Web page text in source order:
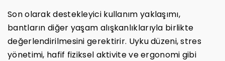
Son olarak destekleyici kullanım yaklaşımı,
bantların diğer yaşam alışkanlıklarıyla birlikte
değerlendirilmesini gerektirir. Uyku düzeni, stres
yönetimi, hafif fiziksel aktivite ve ergonomi gibi